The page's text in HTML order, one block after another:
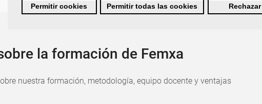
Permitir cookies Permitir todas las cookies Rechazar
la formación de Femxa
nuestra formación, metodología, equipo docente y ventajas